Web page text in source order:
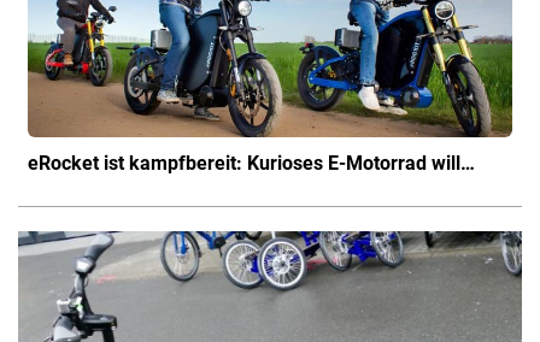
eRocket ist kampfbereit: Kurioses E-Motorrad will…